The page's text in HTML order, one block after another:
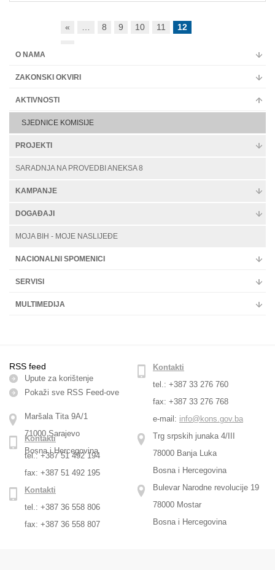
« 8 9 10 11
12
O NAMA
ZAKONSKI OKVIRI
AKTIVNOSTI
SJEDNICE KOMISIJE
PROJEKTI
SARADNJA NA PROVEDBI ANEKSA 8
KAMPANJE
DOGAĐAJI
MOJA BIH - MOJE NASLIJEĐE
NACIONALNI SPOMENICI
SERVISI
MULTIMEDIJA
RSS feed
Upute za korištenje
Pokaži sve RSS Feed-оve
Maršala Tita 9A/1
71000 Sarajevo
Bosna i Hercegovina
Kontakti
tel.: +387 33 276 760
fax: +387 33 276 768
e-mail: info@kons.gov.ba
Trg srpskih junaka 4/III
78000 Banja Luka
Bosna i Hercegovina
Kontakti
tel.: +387 51 492 194
fax: +387 51 492 195
Bulevar Narodne revolucije 19
78000 Mostar
Bosna i Hercegovina
Kontakti
tel.: +387 36 558 806
fax: +387 36 558 807